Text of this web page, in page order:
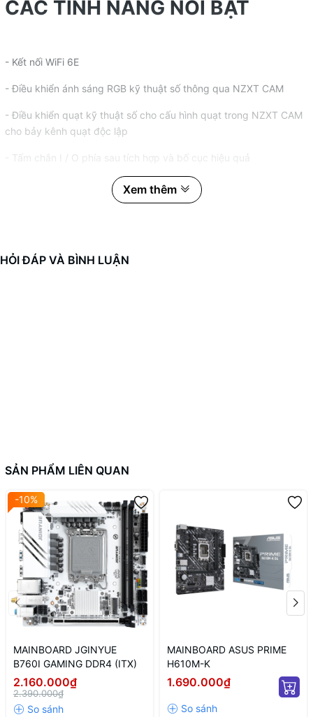
CÁC TÍNH NĂNG NỔI BẬT
- Kết nối WiFi 6E
- Điều khiển ánh sáng RGB kỹ thuật số thông qua NZXT CAM
- Điều khiển quạt kỹ thuật số cho cấu hình quạt trong NZXT CAM
cho bảy kênh quạt độc lập
- Tấm chắn I / O phía sau tích hợp và bố cục hiệu quả
- Tương thích với bộ xử lý AMD ™ Ryzen ™ thế hệ thứ 3 (Bộ xử lý
dòng 3000, 4000 và 5000)
- Hai đầu nối M.2 cho thiết bị lưu trữ
Xem thêm
HỎI ĐÁP VÀ BÌNH LUẬN
SẢN PHẨM LIÊN QUAN
-10%
MAINBOARD JGINYUE
B760I GAMING DDR4 (ITX)
2.160.000₫
2.390.000₫
MAINBOARD ASUS PRIME
H610M-K
1.690.000₫